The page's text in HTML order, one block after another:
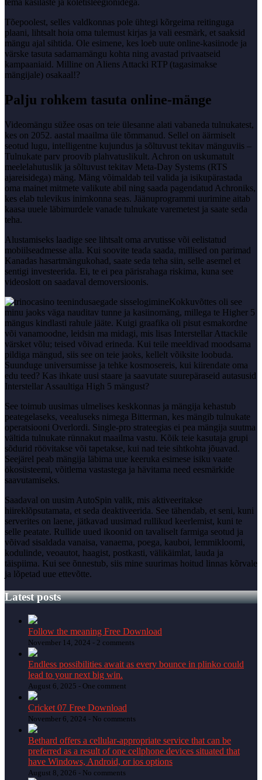
tema käsilaste ja koletisleegionidega.
Tõepoolest, selles valdkonnas pole ühtegi kõrgeima reitinguga
plaani, lihtsalt hoia oma tulemust kirjas ja vali eesmärk, et saaksid
mängu ajal sihtida. Ole esimene, kes loeb uute online-kasiinode ja
värske tasuta sadamamängu kohta ning avastad privaatseid
kampaaniaid. Milline on Aliens Attacki RTP (tagasimakse
mängijale) osakaal!?
Palju rohkem tasuta online-mänge
Videomängu süžee osas on teie ülesanne alati vabaneda tulnukatest,
kes on 2052. aastal maailma üle tõmmanud. Sellel on äärmiselt
seotud lugu, intelligentne kujundus ja sõltuvust tekitav mänguviis –
Tulnukate parv proovib plahvatuslikult. Achron on uskumatult
meelelahutuslik ja sõltuvust tekitav Meta-Day Systems (RTS
ajareisidega) mäng. Mäng võimaldab teil valida ja isikupärastada
oma mainet mitmete valikute abil ning saada pagendatud Achroniks,
kes elab tulevikus inimkonna seas. Jäänuprogrammi uurimine aitab
kaasa uuele läbimurdele vanade tulnukate varemetest ja saate seda
teha.
Alustamiseks laadige see lihtsalt oma arvutisse või eelistatud
mobiilseadmesse alla. Kui soovite teada saada, millised on parimad
Kanadas hasartmängukohad, saate seda teha siin, selle asemel et
sentigi investeerida. Ei, te ei pea pärisrahaga riskima, kuna see
videoslott on saadaval demoversioonis.
Kokkuvõttes oli see
minu jaoks väga nauditav tunne ja kasiinomäng, millega te Higher 5
mängus kindlasti rahule jääte. Kuigi graafika oli pisut esmakordne
või vanamoodne, leidsin ma midagi, mis lisas Interstellar Attackile
värsket võlu; teised võivad erineda. Kui teile meeldivad moodsama
pildiga mängud, siis see on teie jaoks, kellelt võiksite loobuda.
Suunduge universumisse ja tehke kosmosereis, kui kiirendate oma
edu teed? Kas ihkate uusi staare ja saavutate suurepäraseid autasusid
Interstellar Assaultiga High 5 mängust?
See toimub uusimas ulmelises keskkonnas ja mängija kehastub
peategelaseks, veealuseks nimega Bitterman, kes mängib tulnukate
operatsiooni Overlordi. Single-pro strateegias ei pea mängija suutma
vältida tulnukate rünnakut maailma vastu. Kõik teie kasutaja grupi
sõdurid röövitakse või tapetakse, kui nad teie sihtkohta jõuavad.
Seejärel peab mängija läbima uue keeruka esimese isiku vaate
ökosüsteemi, võitlema vastastega ja hävitama need eesmärkide
saavutamiseks.
Saadaval on uusim AutoSpin valik, mis aktiveeritakse
hiireklõpsutamata, et seda deaktiveerida. See tähendab, et seni, kuni
serverites on laene, jätkavad uusimad rullikud keerlemist, kuni te
selle peatate. Rullide uued ikoonid on tavaliselt farmiga seotud ja
võivad sisaldada vanaisa, vanaema, poega, kauboi, lemmikloomi,
kodulinde, veoautot, haagist, postkasti, välikäimlat, lauda ja
täispiima. Kui see õnnestub, siis mine suurimas hoitud linnas kõrvale
ja lõpetad uue ettevõtte.
Latest posts
Follow the meaning Free Download
November 14, 2024 - 2 comments
Endless possibilities await as every bounce in plinko could
lead to your next big win.
August 6, 2025 - One comment
Cricket 07 Free Download
November 6, 2024 - No comments
Bethard offers a cellular-appropriate service that can be
preferred as a result of one cellphone devices situated that
have Windows, Android, or ios options
August 8, 2026 - No comments